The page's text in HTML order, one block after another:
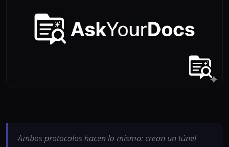
Ambos protocolos hacen lo mismo: crean un túnel